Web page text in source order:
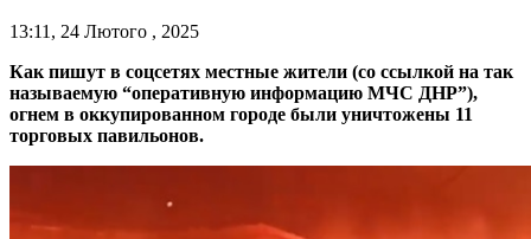
13:11, 24 Лютого , 2025
Как пишут в соцсетях местные жители (со ссылкой на так
называемую “оперативную информацию МЧС ДНР”),
огнем в оккупированном городе были уничтожены 11
торговых павильонов.